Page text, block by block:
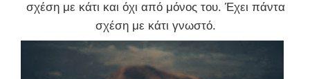
σχέση με κάτι και όχι από μόνος του. Έχει πάντα
σχέση με κάτι γνωστό.